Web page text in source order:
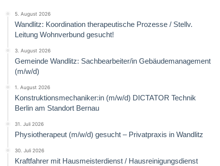
5. August 2026
Wandlitz: Koordination therapeutische Prozesse / Stellv.
Leitung Wohnverbund gesucht!
3. August 2026
Gemeinde Wandlitz: Sachbearbeiter/in Gebäudemanagement
(m/w/d)
1. August 2026
Konstruktionsmechaniker:in (m/w/d) DICTATOR Technik
Berlin am Standort Bernau
31. Juli 2026
Physiotherapeut (m/w/d) gesucht – Privatpraxis in Wandlitz
30. Juli 2026
Kraftfahrer mit Hausmeisterdienst / Hausreinigungsdienst